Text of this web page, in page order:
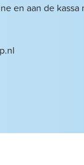
en aan de kassa